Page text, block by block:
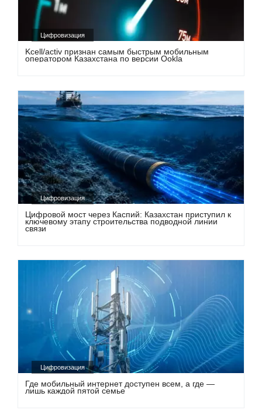
Цифровизация
Kcell/activ признан самым быстрым мобильным
оператором Казахстана по версии Ookla
Цифровизация
Цифровой мост через Каспий: Казахстан приступил к
ключевому этапу строительства подводной линии
связи
Цифровизация
Где мобильный интернет доступен всем, а где —
лишь каждой пятой семье